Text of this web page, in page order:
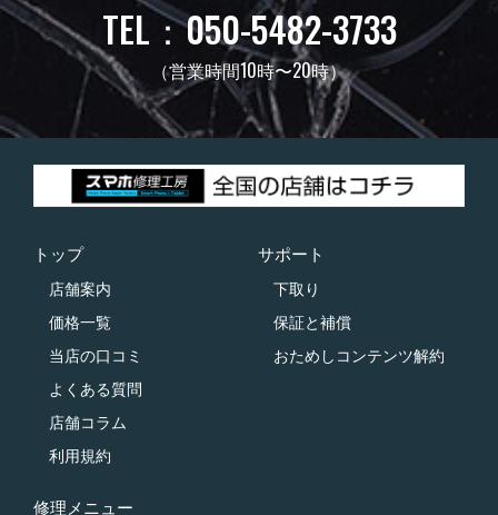
TEL：050-5482-3733
（営業時間10時〜20時）
トップ
店舗案内
価格一覧
当店の口コミ
よくある質問
店舗コラム
利用規約
サポート
下取り
保証と補償
おためしコンテンツ解約
修理メニュー